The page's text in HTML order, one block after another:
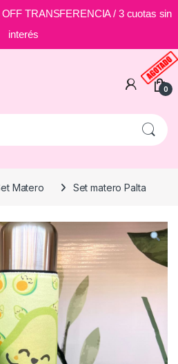
TRANSFERENCIA / 3 cuotas sin
interés
0
Matero Set matero Palta